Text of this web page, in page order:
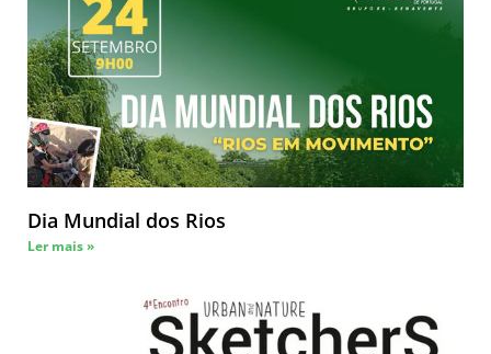
Dia Mundial dos Rios
Ler mais »